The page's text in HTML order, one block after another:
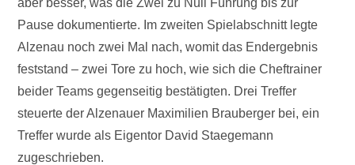
Pause dokumentierte. Im zweiten Spielabschnitt legte
Alzenau noch zwei Mal nach, womit das Endergebnis
feststand – zwei Tore zu hoch, wie sich die Cheftrainer
beider Teams gegenseitig bestätigten. Drei Treffer
steuerte der Alzenauer Maximilien Brauberger bei, ein
Treffer wurde als Eigentor David Staegemann
zugeschrieben.